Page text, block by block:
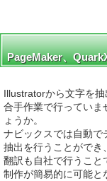
PageMaker、
Illustratorから文字を
合手作業で行っていま
ょうか。
ナビックスでは自動で
抽出を行うことができ
翻訳も自社で行うこと
制作が簡易的に可能と